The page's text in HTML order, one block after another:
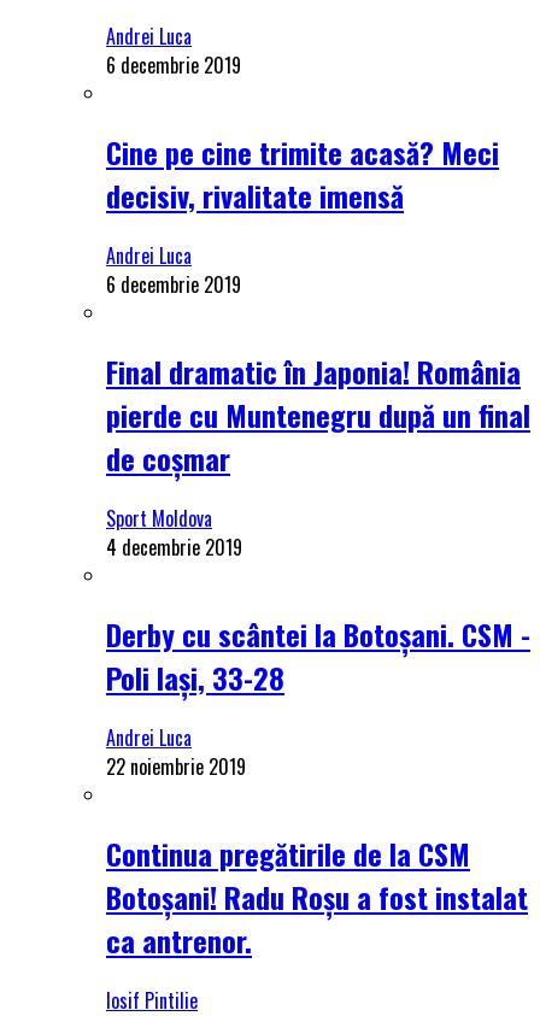
Andrei Luca
6 decembrie 2019
Cine pe cine trimite acasă? Meci
decisiv, rivalitate imensă
Andrei Luca
6 decembrie 2019
Final dramatic în Japonia! România
pierde cu Muntenegru după un final
de coșmar
Sport Moldova
4 decembrie 2019
Derby cu scântei la Botoșani. CSM -
Poli Iași, 33-28
Andrei Luca
22 noiembrie 2019
Continua pregătirile de la CSM
Botoșani! Radu Roșu a fost instalat
ca antrenor.
Iosif Pintilie